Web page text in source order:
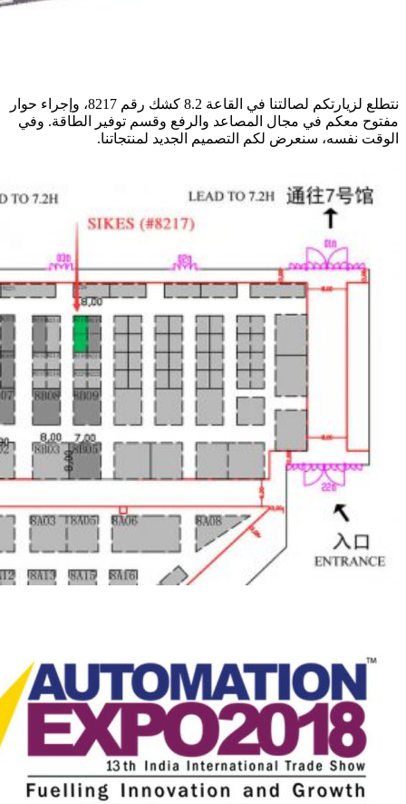
نتطلع لزيارتكم لصالتنا في القاعة 8.2 كشك رقم 8217، وإجراء حوار
مفتوح معكم في مجال المصاعد والرفع وقسم توفير الطاقة. وفي
الوقت نفسه، سنعرض لكم التصميم الجديد لمنتجاتنا.